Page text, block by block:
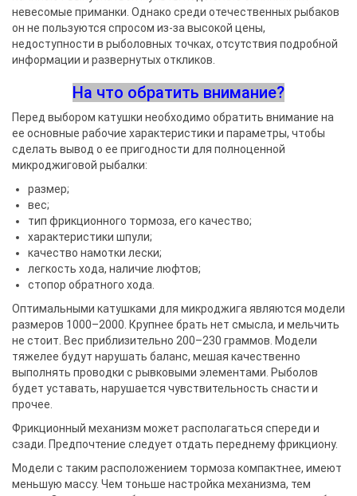
невесомые приманки. Однако среди отечественных рыбаков
он не пользуются спросом из-за высокой цены,
недоступности в рыболовных точках, отсутствия подробной
информации и развернутых откликов.
На что обратить внимание?
Перед выбором катушки необходимо обратить внимание на
ее основные рабочие характеристики и параметры, чтобы
сделать вывод о ее пригодности для полноценной
микроджиговой рыбалки:
размер;
вес;
тип фрикционного тормоза, его качество;
характеристики шпули;
качество намотки лески;
легкость хода, наличие люфтов;
стопор обратного хода.
Оптимальными катушками для микроджига являются модели
размеров 1000–2000. Крупнее брать нет смысла, и мельчить
не стоит. Вес приблизительно 200–230 граммов. Модели
тяжелее будут нарушать баланс, мешая качественно
выполнять проводки с рывковыми элементами. Рыболов
будет уставать, нарушается чувствительность снасти и
прочее.
Фрикционный механизм может располагаться спереди и
сзади. Предпочтение следует отдать переднему фрикциону.
Модели с таким расположением тормоза компактнее, имеют
меньшую массу. Чем тоньше настройка механизма, тем